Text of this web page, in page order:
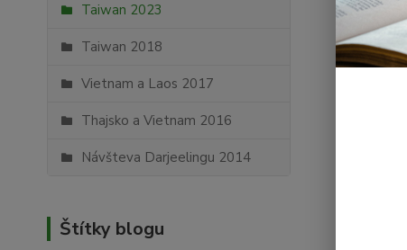
Taiwan 2023
Taiwan 2018
Vietnam a Laos 2017
Thajsko a Vietnam 2016
Návšteva Darjeelingu 2014
Štítky blogu